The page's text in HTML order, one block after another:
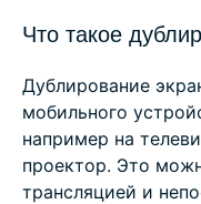
Что такое
Дублирование
мобильного
например на
проектор. Это
трансляцией и